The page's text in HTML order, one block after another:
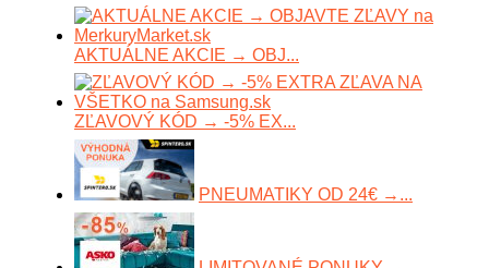
AKTUÁLNE AKCIE → OBJ...
ZĽAVOVÝ KÓD → -5% EX...
PNEUMATIKY OD 24€ →...